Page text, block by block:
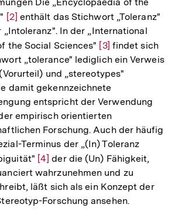
Zur
Auflösung
der
Fußnote
[2] enthält das Stichwort „Toleranz"
In der „International
the Social Sciences" Zur
Auflösung
der
Fußnote
[3] findet sich
„tolerance" lediglich ein Verweis
und „stereotypes"
damit gekennzeichnete
entspricht der Verwendung
empirisch orientierten
Forschung. Auch der häufig
Terminus der „(In) Toleranz
Zur
Auflösung
der
Fußnote
[4] der die (Un) Fähigkeit,
wahrzunehmen und zu
läßt sich als ein Konzept der
Forschung ansehen.